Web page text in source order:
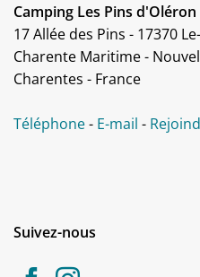
Camping Les Pins
17 Allée des Pins - 17370
Charente Maritime -
Charentes - France
Téléphone- E-mail -
Suivez-nous